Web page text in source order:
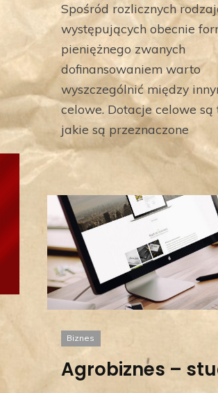
Spośród rozlicznych
występujących obecnie
pieniężnego zwanych
dofinansowaniem warto
wyszczególnić między
celowe. Dotacje celowe są
jakie są przeznaczone
Biznes
Agrobiznes –